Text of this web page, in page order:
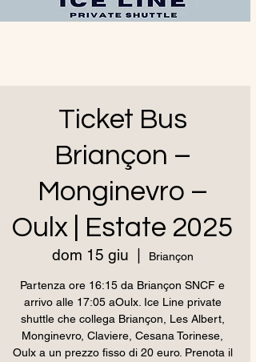
Ticket Bus
Briançon –
Monginevro –
Oulx | Estate 2025
dom 15 giu Briançon
Partenza ore 16:15 da Briançon SNCF e
arrivo alle 17:05 aOulx. Ice Line private
shuttle che collega Briançon, Les Albert,
Monginevro, Claviere, Cesana Torinese,
Oulx a un prezzo fisso di 20 euro. Prenota il